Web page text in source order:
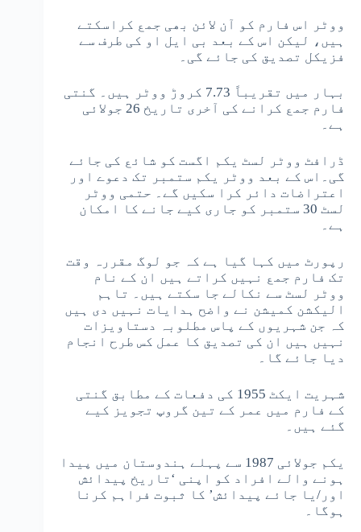
ووٹر اس فارم کو آن لائن بھی جمع کراسکتے
ہیں، لیکن اس کے بعد بی ایل او کی طرف سے
فزیکل تصدیق کی جائے گی۔
بہار میں تقریباً 7.73 کروڑ ووٹر ہیں۔ گنتی
فارم جمع کرانے کی آخری تاریخ 26 جولائی
ہے۔
ڈرافٹ ووٹر لسٹ یکم اگست کو شائع کی جائے
گی۔اس کے بعد ووٹر یکم ستمبر تک دعوے اور
اعتراضات دائر کرا سکیں گے۔ حتمی ووٹر
لسٹ 30 ستمبر کو جاری کیے جانے کا امکان
ہے۔
رپورٹ میں کہا گیا ہے کہ جو لوگ مقررہ وقت
تک فارم جمع نہیں کراتے ہیں ان کے نام
ووٹر لسٹ سے نکالے جا سکتے ہیں۔ تاہم
الیکشن کمیشن نے واضح ہدایات نہیں دی ہیں
کہ جن شہریوں کے پاس مطلوبہ دستاویزات
نہیں ہیں ان کی تصدیق کا عمل کس طرح انجام
دیا جائے گا۔
شہریت ایکٹ 1955 کی دفعات کے مطابق گنتی
کے فارم میں عمر کے تین گروپ تجویز کیے
گئے ہیں۔
یکم جولائی 1987 سے پہلے ہندوستان میں پیدا
ہونے والے افراد کو اپنی ‘تاریخ پیدائش
اور/یا جائے پیدائش’ کا ثبوت فراہم کرنا
ہوگا۔